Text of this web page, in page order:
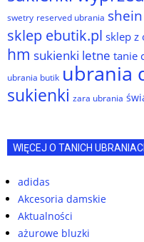
swetry reserved ubrania
sklep ebutik.pl sklep z
hm sukienki letne tanie
ubrania butik ubrania
sukienki zara ubrania
WIĘCEJ O TANICH
adidas
Akcesoria damskie
Aktualności
ażurowe bluzki